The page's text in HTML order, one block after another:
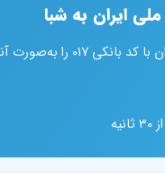
ایران به شبا
با پیشوند 603799 پشتیبانی می‌شوند.